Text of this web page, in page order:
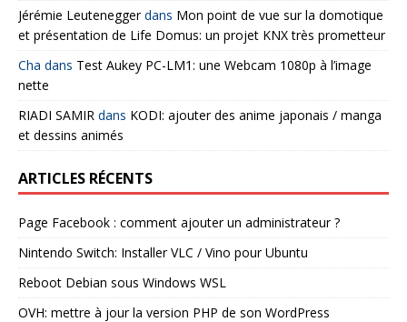
Jérémie Leuteneggerdans Mon point de vue sur la domotique
et présentation de Life Domus: un projet KNX très prometteur
Cha dans Test Aukey PC-LM1: une Webcam 1080p à l’image
nette
RIADI SAMIR dans KODI: ajouter des anime japonais / manga
et dessins animés
ARTICLES RÉCENTS
Page Facebook : comment ajouter un administrateur ?
Nintendo Switch: Installer VLC / Vino pour Ubuntu
Reboot Debian sous Windows WSL
OVH: mettre à jour la version PHP de son WordPress